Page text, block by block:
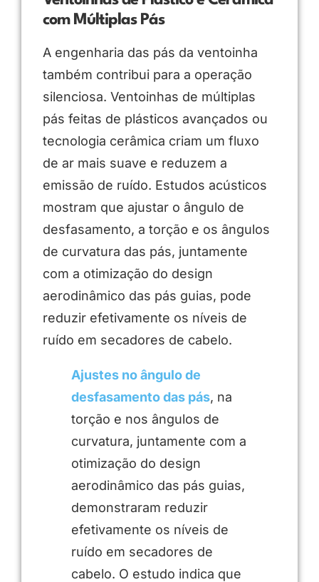
com Múltiplas Pás
A engenharia das pás da ventoinha
também contribui para a operação
silenciosa. Ventoinhas de múltiplas
pás feitas de plásticos avançados ou
tecnologia cerâmica criam um fluxo
de ar mais suave e reduzem a
emissão de ruído. Estudos acústicos
mostram que ajustar o ângulo de
desfasamento, a torção e os ângulos
de curvatura das pás, juntamente
com a otimização do design
aerodinâmico das pás guias, pode
reduzir efetivamente os níveis de
ruído em secadores de cabelo.
Ajustes no ângulo de
desfasamento das pás, na
torção e nos ângulos de
curvatura, juntamente com a
otimização do design
aerodinâmico das pás guias,
demonstraram reduzir
efetivamente os níveis de
ruído em secadores de
cabelo. O estudo indica que